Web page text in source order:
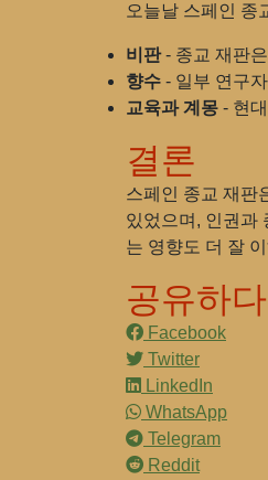
오늘날 스페인 종
비판- 종교 재판
향수 - 일부 연구
교육과 계몽 - 현
결론
스페인 종교 재판
있었으며, 인권과
는 영향도 더 잘
공유하
Facebook
Twitter
LinkedIn
WhatsApp
Telegram
Reddit